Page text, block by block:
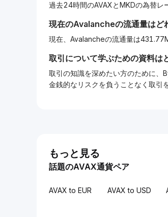
過去24時間のAVAXとMKDの為替レ
現在のAvalancheの流通量はど
現在、Avalancheの流通量は
取引について学ぶための資料は
取引の知識を深めたい方のために、
金銭的なリスクを負うことなく取引
もっと見る
話題のAVAX通貨ペア
AVAX to EUR AVAX to USD